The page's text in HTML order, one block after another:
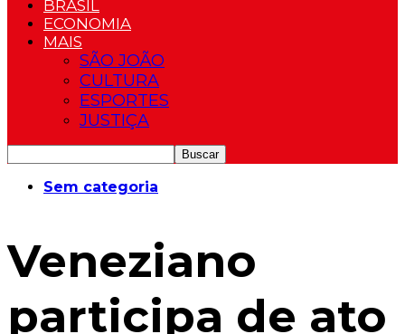
BRASIL
ECONOMIA
MAIS
SÃO JOÃO
CULTURA
ESPORTES
JUSTIÇA
Sem categoria
Veneziano
participa de ato